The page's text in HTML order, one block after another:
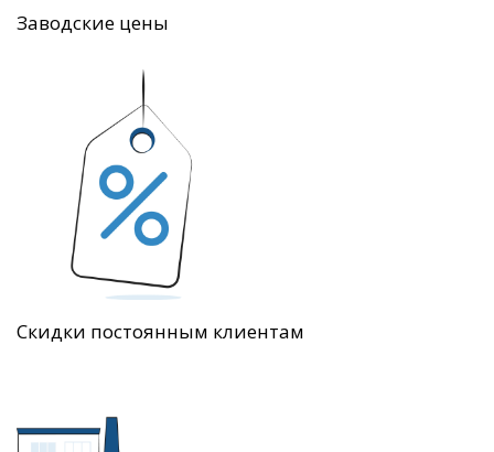
Заводские цены
Скидки постоянным клиентам